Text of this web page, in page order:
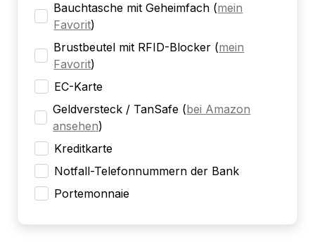
Bauchtasche mit Geheimfach (mein
Favorit)
Brustbeutel mit RFID-Blocker (mein
Favorit)
EC-Karte
Geldversteck / TanSafe (bei Amazon
ansehen)
Kreditkarte
Notfall-Telefonnummern der Bank
Portemonnaie